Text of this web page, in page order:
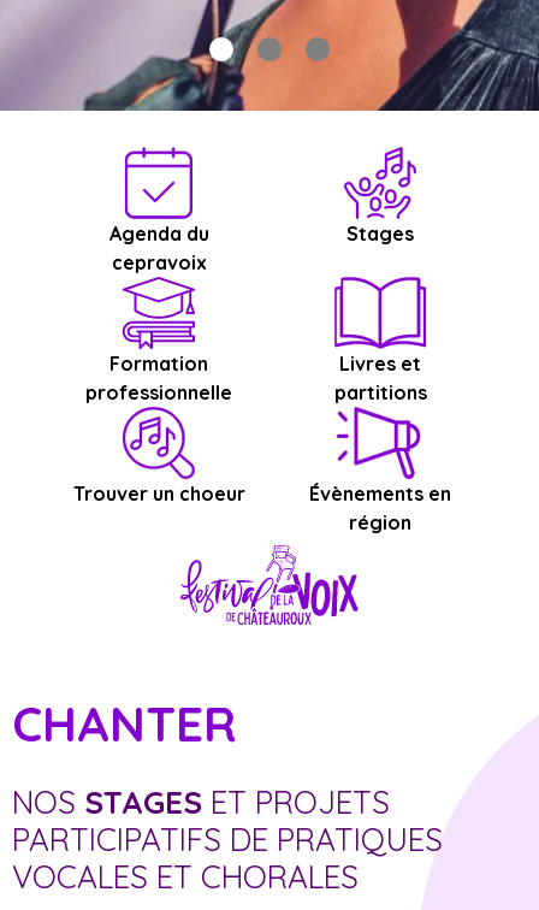
Agenda du
cepravoix
Stages
Formation
professionnelle
Livres et
partitions
Trouver un choeur
Évènements en
région
CHANTER
NOS STAGES ET PROJETS
PARTICIPATIFS DE PRATIQUES
VOCALES ET CHORALES